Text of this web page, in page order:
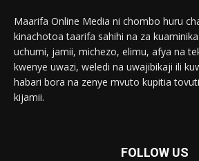
Maarifa Online Media ni chombo huru
kinachotoa taarifa sahihi na za
uchumi, jamii, michezo, elimu, afya na
kwenye uwazi, weledi na uwajibikaji ili
habari bora na zenye mvuto kupitia
kijamii.
FOLLOW US